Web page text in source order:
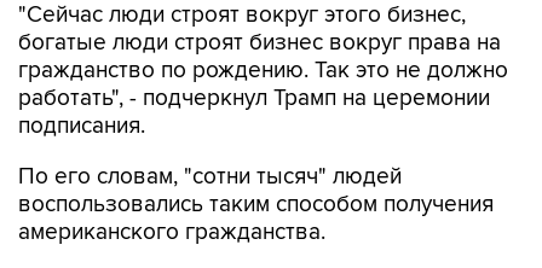
"Сейчас люди строят вокруг этого бизнес,
богатые люди строят бизнес вокруг права на
гражданство по рождению. Так это не должно
работать", - подчеркнул Трамп на церемонии
подписания.
По его словам, "сотни тысяч" людей
воспользовались таким способом получения
американского гражданства.